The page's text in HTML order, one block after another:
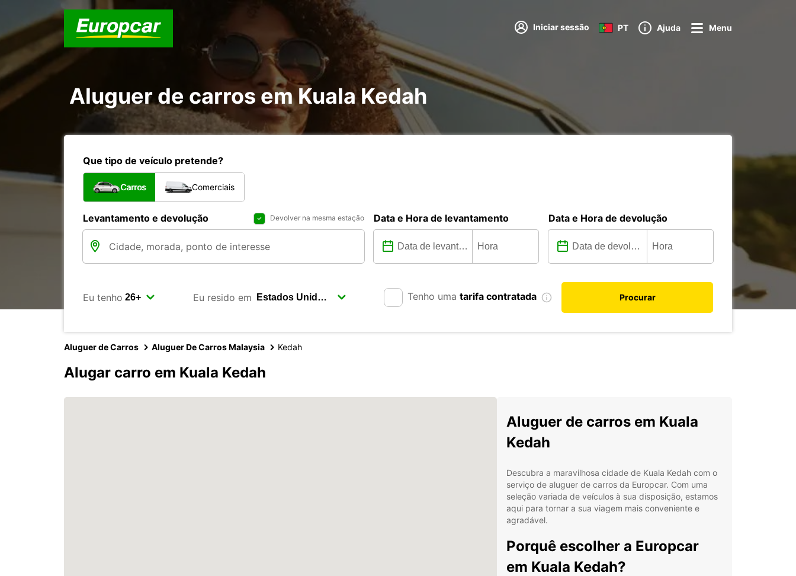
Iniciar sessão PT Ajuda Menu
Aluguer de carros em Kuala Kedah
Que tipo de veículo pretende?
Carros Comerciais
Levantamento e devolução Devolver na mesma estação Data e Hora de levantamento Data e Hora de devolução
Eu tenho Eu resido em Tenho uma tarifa contratada Procurar
Aluguer de Carros Aluguer De Carros Malaysia Kedah
Alugar carro em Kuala Kedah
Aluguer de carros em Kuala
Kedah
Descubra a maravilhosa cidade de Kuala Kedah com o
serviço de aluguer de carros da Europcar. Com uma
seleção variada de veículos à sua disposição, estamos
aqui para tornar a sua viagem mais conveniente e
agradável.
Porquê escolher a Europcar
em Kuala Kedah?